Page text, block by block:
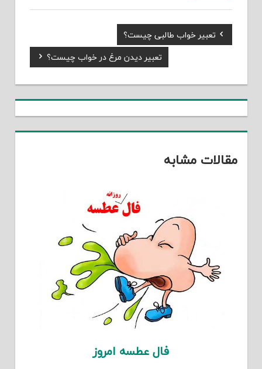
راهبری
Previous
Post:
تعبیر خواب طالبی چیست؟
Next
Post:
تعبیر دیدن مرغ در خواب چیست؟
مقالات مشابه
فال عطسه امروز